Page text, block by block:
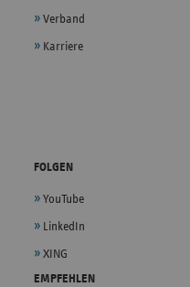
Verband
Karriere
FOLGEN
YouTube
LinkedIn
XING
EMPFEHLEN